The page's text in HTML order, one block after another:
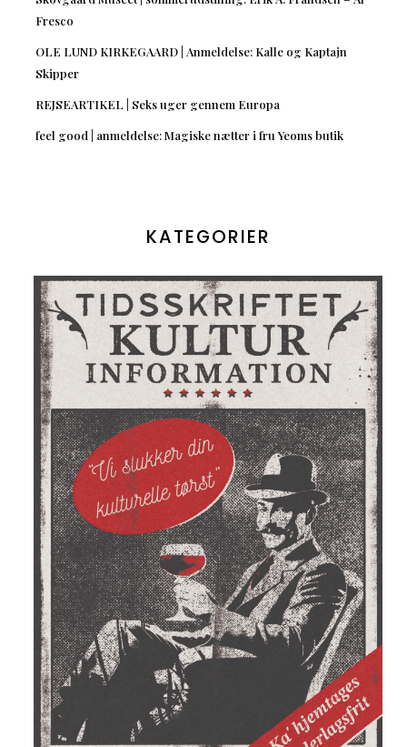
Fresco
OLE LUND KIRKEGAARD | Anmeldelse: Kalle og Kaptajn
Skipper
REJSEARTIKEL | Seks uger gennem Europa
feel good | anmeldelse: Magiske nætter i fru Yeoms butik
KATEGORIER